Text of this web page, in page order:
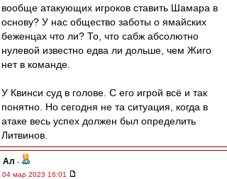
вообще атакующих игроков ставить Шамара в
основу? У нас общество заботы о ямайских
беженцах что ли? То, что сабж абсолютно
нулевой известно едва ли дольше, чем Жиго
нет в команде.
У Квинси суд в голове. С его игрой всё и так
понятно. Но сегодня не та ситуация, когда в
атаке весь успех должен был определить
Литвинов.
Ал -
04 мар 2023 16:01